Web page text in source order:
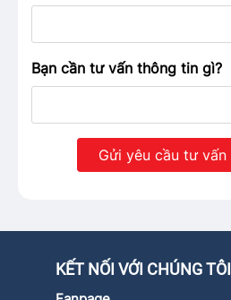
Bạn cần tư vấn thông tin gì?
KẾT NỐI VỚI CHÚNG TÔI